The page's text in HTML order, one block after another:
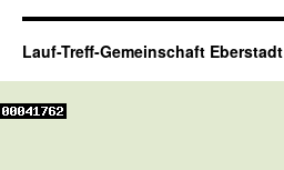
Lauf-Treff-Gemeinschaft Eberstadt